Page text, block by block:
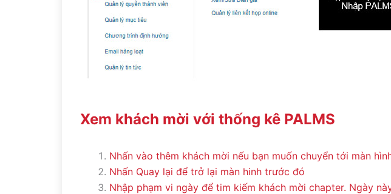
Xem khách mời với thống kê PALMS
Nhấn vào thêm khách mời nếu bạn muốn chuyển tới màn
Nhấn Quay lại để trở lại màn hinh trước đó
Nhập phạm vi ngày để tim kiếm khách mời chapter. Ngày